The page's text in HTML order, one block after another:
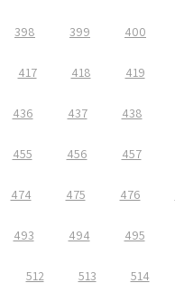
398 399 400
417 418 419
436 437 438
455 456 457
474 475 476
493 494 495
512 513 514